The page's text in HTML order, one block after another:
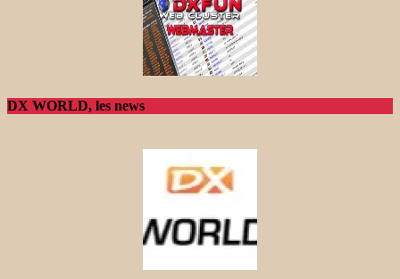
DX WORLD, les news